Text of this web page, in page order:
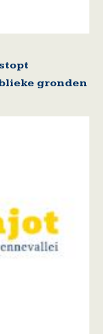
gronden